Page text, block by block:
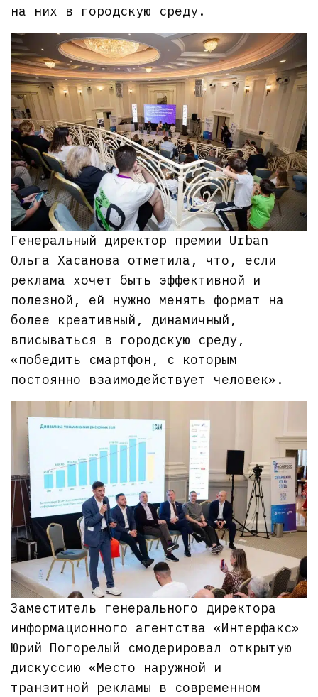
на них в городскую среду.
Генеральный директор премии Urban
Ольга Хасанова отметила, что, если
реклама хочет быть эффективной и
полезной, ей нужно менять формат на
более креативный, динамичный,
вписываться в городскую среду,
«победить смартфон, с которым
постоянно взаимодействует человек».
Заместитель генерального директора
информационного агентства «Интерфакс»
Юрий Погорелый смодерировал открытую
дискуссию «Место наружной и
транзитной рекламы в современном